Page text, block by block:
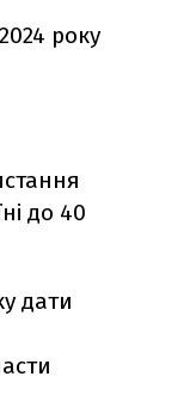
року
до 40
дати